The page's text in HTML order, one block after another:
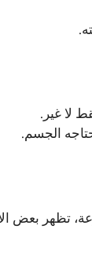
الجسم.
تظهر بعض